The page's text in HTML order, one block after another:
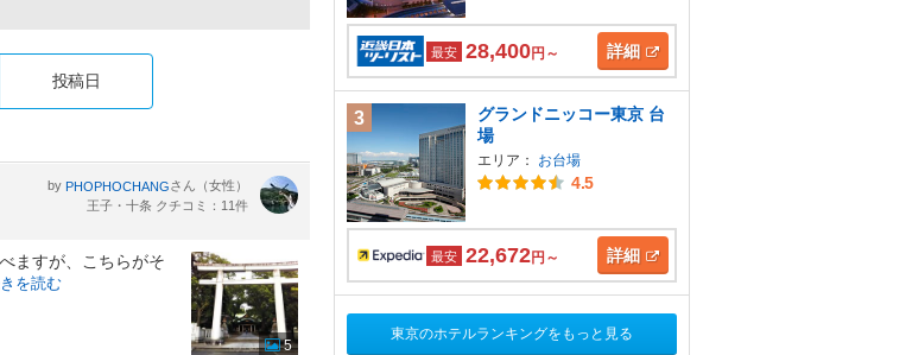
投稿日
by PHOPHOCHANGさん（女性）
王子・十条 クチコミ：11件
ますが、こちらがそ
を読む
5
最安 28,400円～ 詳細
3
グランドニッコー東京 台
場
エリア： お台場
4.5
最安 22,672円～ 詳細
東京のホテルランキングをもっと見る